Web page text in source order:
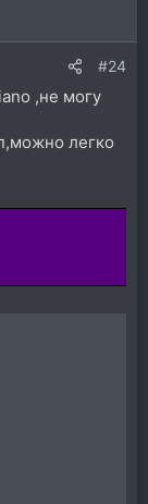
#24
,не могу
легко